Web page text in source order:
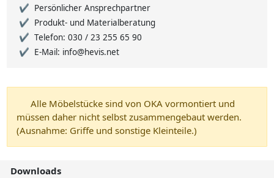
Persönlicher Ansprechpartner
Produkt- und Materialberatung
Telefon: 030 / 23 255 65 90
E-Mail: info@hevis.net
Alle Möbelstücke sind von OKA vormontiert und
müssen daher nicht selbst zusammengebaut werden.
(Ausnahme: Griffe und sonstige Kleinteile.)
Downloads